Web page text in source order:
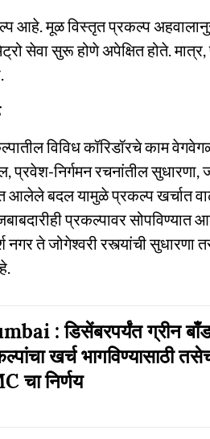
आहे. मूळ विस्तृत प्रकल्प
सेवा सुरू होणे अपेक्षित होते.
विविध कॉरिडॉरचे काम
निर्गमन रचनांतील सुधारणा,
आलेले बदल यामुळे प्रकल्प खर्चात
प्रकल्पावर सोपविण्यात
नगर ते जोगेश्वरी रस्त्यांची सुधारणा
: डिसेंबरपर्यंत ग्रीन बाँड
खर्च भागविण्यासाठी
चा निर्णय